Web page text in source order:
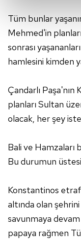
Her halükârda,
takdirde,
gösterilmeyecektir."
Sitemizde
kullanılmaktadır.
verileriniz
toplumu
kılınması ve
reklam/pazarlama
sınırlı olarak açık
Çerezlere ilişkin
vasıtasıyla
için Ayarlar
Tüm bunlar
Mehmed'in
sonrası
hamlesini kimden
Çandarlı
planları Sultan
olacak, her şey
Bali ve Hamzaları
Bu durumun
Konstantinos
altında olan
savunmaya devam
papaya rağmen